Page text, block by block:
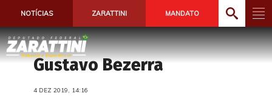
NOTÍCIAS ZARATTINI MANDATO
Gustavo Bezerra
4 DEZ 2019, 14:16